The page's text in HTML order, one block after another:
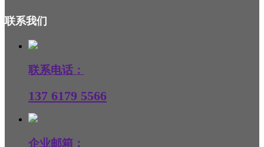
联系我们
联系电话：
137 6179 5566
企业邮箱：